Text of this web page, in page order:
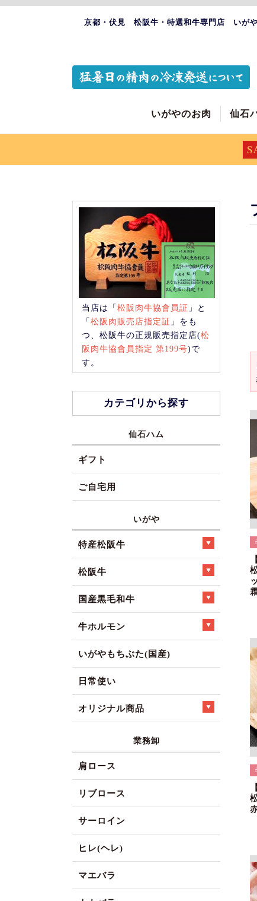
京都・伏見 松阪牛・特選和牛専門店 いがや
いがやのお肉 仙石
当店は「松阪肉牛協會員証 」と
「松阪肉販売店指定証 」をも
つ、松阪牛の正規販売指定店(松
阪肉牛協會員指定 第199号)で
す。
カテゴリから探す
仙石ハム
ギフト
ご自宅用
いがや
特産松阪牛
松阪牛
国産黒毛和牛
牛ホルモン
いがやもちぶた(国産)
日常使い
オリジナル商品
業務卸
肩ロース
リブロース
サーロイン
ヒレ(ヘレ)
マエバラ